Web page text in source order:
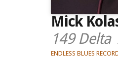
Mick
149 Delta
ENDLESS BLUES